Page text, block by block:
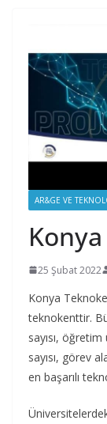
AR&GE VE
25 Şubat 2022
Konya
teknokenttir.
sayısı,
sayısı, görev
en başarılı